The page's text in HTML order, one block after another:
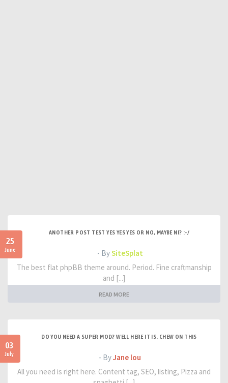
25
June
ANOTHER POST TEST YES YES YES OR NO, MAYBE NI? :-/
- BySiteSplat
The best flat phpBB theme around. Period. Fine craftmanship
and [...]
READ MORE
03
July
DO YOU NEED A SUPER MOD? WELL HERE IT IS. CHEW ON THIS
- ByJane lou
All you need is right here. Content tag, SEO, listing, Pizza and